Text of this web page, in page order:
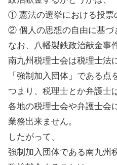
① 憲法の選挙における投票
② 個人の思想の自由に基づ
なお、八幡製鉄政治献金事
南九州税理士会は税理士法
「強制加入団体」である点
つまり、税理士とか弁護士
各地の税理士会や弁護士会
業務出来ません。
したがって、
強制加入団体である南九州